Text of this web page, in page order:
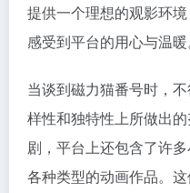
提供一个理想的观影环
感受到平台的用心与温暖
当谈到磁力猫番号时，
样性和独特性上所做出
剧，平台上还包含了许
各种类型的动画作品。